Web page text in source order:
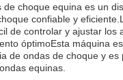
de choque equina es un
confiable y
de controlar y ajustar los
óptimoEsta máquina
de ondas de choque y es
equinas.